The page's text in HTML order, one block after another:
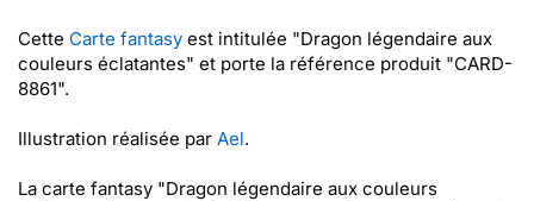
Cette Carte fantasy est intitulée "Dragon légendaire aux
couleurs éclatantes" et porte la référence produit "CARD-
8861".
Illustration réalisée par Ael.
La carte fantasy "Dragon légendaire aux couleurs